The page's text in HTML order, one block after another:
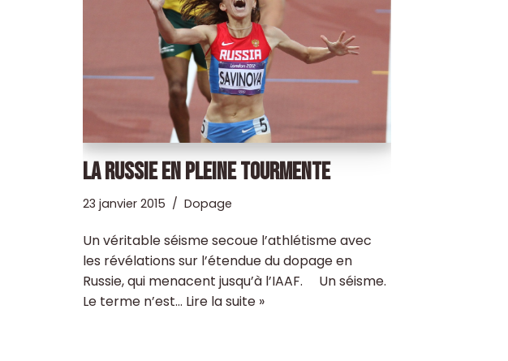
LA RUSSIE EN PLEINE TOURMENTE
23 janvier 2015 Dopage
Un véritable séisme secoue l’athlétisme avec
les révélations sur l’étendue du dopage en
Russie, qui menacent jusqu’à l’IAAF. Un séisme.
Le terme n’est… Lire la suite »